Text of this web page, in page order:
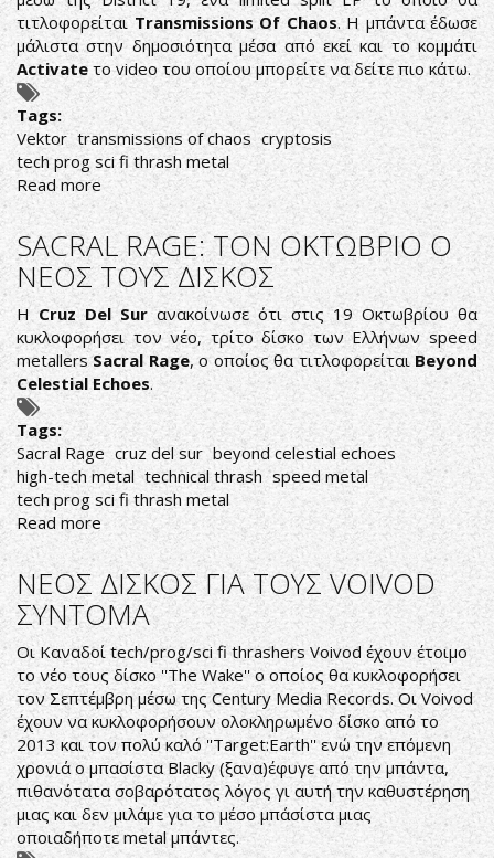
τιτλοφορείται Transmissions Of Chaos. Η μπάντα έδωσε
μάλιστα στην δημοσιότητα μέσα από εκεί και το κομμάτι
Activate το video του οποίου μπορείτε να δείτε πιο κάτω.
Tags:
Vektor transmissions of chaos cryptosis
tech prog sci fi thrash metal
Read more about
VEKTOR:
ΕΠΙΣΤΡΕΦΟΥΝ
ΣΤΗ
ΔΙΣΚΟΓΡΑΦΙΑ
ΜΕ
ΕΝΑ
SPLIT
EP
SACRAL RAGE: ΤΟΝ ΟΚΤΩΒΡΙΟ Ο
ΝΕΟΣ ΤΟΥΣ ΔΙΣΚΟΣ
ΗCruz Del Surανακοίνωσε ότι στις 19 Οκτωβρίου θα
κυκλοφορήσει τον νέο, τρίτο δίσκο των Ελλήνων speed
metallersSacral Rage, ο οποίος θα τιτλοφορείται Beyond
Celestial Echoes.
Tags:
Sacral Rage cruz del sur beyond celestial echoes
high-tech metal technical thrash speed metal
tech prog sci fi thrash metal
Read moreabout
SACRAL
RAGE:
ΤΟΝ
ΟΚΤΩΒΡΙΟ
Ο
ΝΕΟΣ
ΤΟΥΣ
ΔΙΣΚΟΣ
ΝΕΟΣ ΔΙΣΚΟΣ ΓΙΑ ΤΟΥΣ VOIVOD
ΣΥΝΤΟΜΑ
Οι Καναδοί tech/prog/sci fi thrashers Voivod έχουν έτοιμο
το νέο τους δίσκο ''The Wake'' ο οποίος θα κυκλοφορήσει
τον Σεπτέμβρη μέσω της Century Media Records. Οι Voivod
έχουν να κυκλοφορήσουν ολοκληρωμένο δίσκο από το
2013 και τον πολύ καλό ''Target:Earth'' ενώ την επόμενη
χρονιά ο μπασίστα Blacky (ξανα)έφυγε από την μπάντα,
πιθανότατα σοβαρότατος λόγος γι αυτή την καθυστέρηση
μιας και δεν μιλάμε για το μέσο μπάσίστα μιας
οποιαδήποτε metal μπάντες.